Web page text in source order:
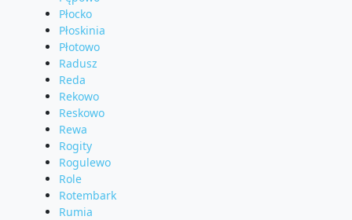
Płocko
Płoskinia
Płotowo
Radusz
Reda
Rekowo
Reskowo
Rewa
Rogity
Rogulewo
Role
Rotembark
Rumia